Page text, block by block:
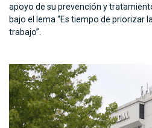
apoyo de su prevención y
bajo el lema “Es tiempo de priorizar
trabajo”.